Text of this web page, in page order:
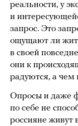
реальности, у
и
запрос. Это
ощущают ли
в своей
они к
радуются, а чем
Опросы и даже
по себе не
россияне живут